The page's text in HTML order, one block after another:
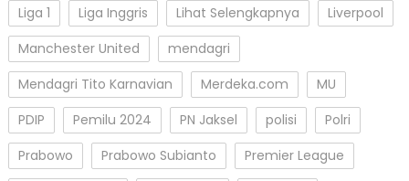
Liga 1
Liga Inggris Lihat Selengkapnya
Liverpool
Manchester United
mendagri
Mendagri Tito Karnavian
Merdeka.com
MU
PDIP
Pemilu 2024 PN Jaksel polisi
Polri
Prabowo
Prabowo Subianto
Premier League